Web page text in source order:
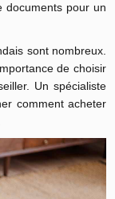
documents pour un
sont nombreux.
de choisir
Un spécialiste
comment acheter